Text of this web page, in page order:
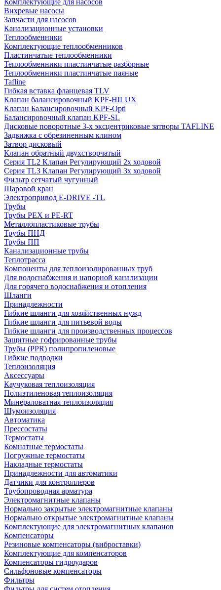
Комплектующие для насосов
Вихревые насосы
Запчасти для насосов
Канализационные установки
Теплообменники
Комплектующие теплообменников
Пластинчатые теплообменники
Теплообменники пластинчатые разборные
Теплообменники пластинчатые паяные
Tafline
Гибкая вставка фланцевая TLV
Клапан балансировочный KPF-HILUX
Клапан Балансировочный KPF-Opti
Балансировочный клапан KPF-SL
Дисковые поворотные 3-х эксцентриковые затворы TAFLINE
Задвижка с обрезиненным клином
Затвор дисковый
Клапан обратный двухстворчатый
Серия TL2 Клапан Регулирующий 2х ходовой
Серия TL3 Клапан Регулирующий 3х ходовой
Фильтр сетчатый чугунный
Шаровой кран
Электропривод E-DRIVE -TL
Трубы
Трубы PEX и PE-RT
Металлопластиковые трубы
Трубы ПНД
Трубы ПП
Канализационные трубы
Теплотрасса
Компоненты для теплоизолированных труб
Для водоснабжения и напорной канализации
Для горячего водоснабжения и отопления
Шланги
Принадлежности
Гибкие шланги для хозяйственных нужд
Гибкие шланги для питьевой воды
Гибкие шланги для производственных процессов
Защитные гофрированные трубы
Трубы (РРR) полипропиленовые
Гибкие подводки
Теплоизоляция
Аксессуары
Каучуковая теплоизоляция
Полиэтиленовая теплоизоляция
Минераловатная теплоизоляция
Шумоизоляция
Автоматика
Прессостаты
Термостаты
Комнатные термостаты
Погружные термостаты
Накладные термостаты
Принадлежности для автоматики
Датчики для контроллеров
Трубопроводная арматура
Электромагнитные клапаны
Нормально закрытые электромагнитные клапаны
Нормально открытые электромагнитные клапаны
Комплектующие для электромагнитных клапанов
Компенсаторы
Резиновые компенсаторы (виброставки)
Комплектующие для компенсаторов
Компенсаторы гидроударов
Сильфоновые компенсаторы
Фильтры